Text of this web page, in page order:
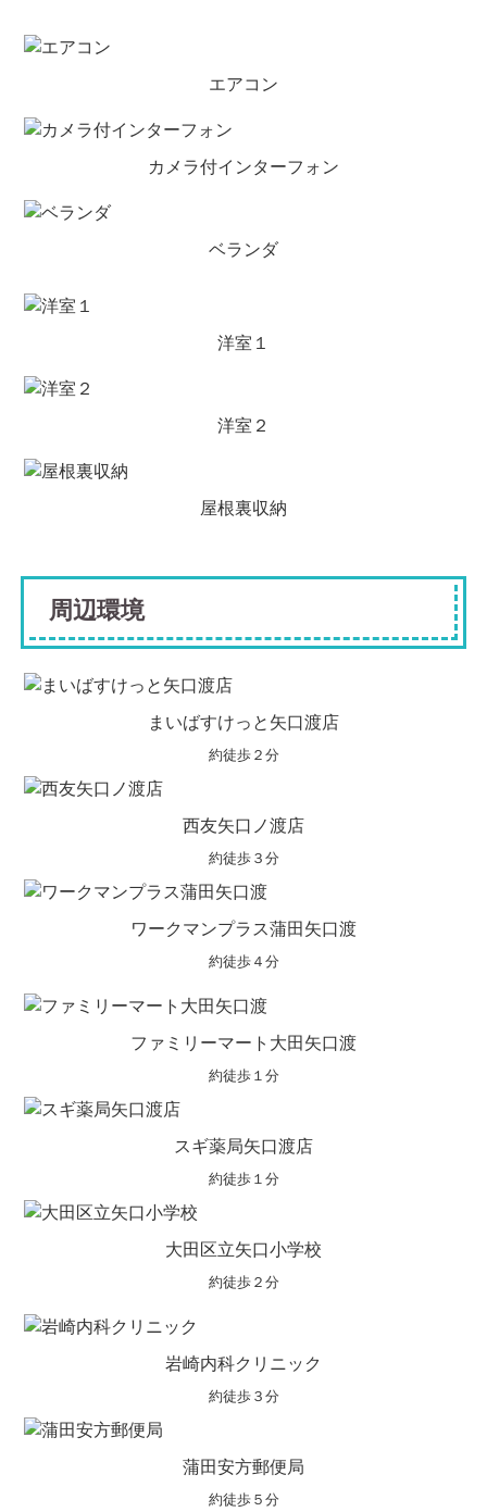
エアコン
カメラ付インターフォン
ベランダ
洋室１
洋室２
屋根裏収納
周辺環境
まいばすけっと矢口渡店
約徒歩２分
西友矢口ノ渡店
約徒歩３分
ワークマンプラス蒲田矢口渡
約徒歩４分
ファミリーマート大田矢口渡
約徒歩１分
スギ薬局矢口渡店
約徒歩１分
大田区立矢口小学校
約徒歩２分
岩崎内科クリニック
約徒歩３分
蒲田安方郵便局
約徒歩５分